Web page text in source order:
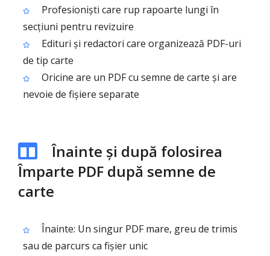
Profesioniști care rup rapoarte lungi în
secțiuni pentru revizuire
Edituri și redactori care organizează PDF-uri
de tip carte
Oricine are un PDF cu semne de carte și are
nevoie de fișiere separate
Înainte și după folosirea
Împarte PDF după semne de
carte
Înainte: Un singur PDF mare, greu de trimis
sau de parcurs ca fișier unic